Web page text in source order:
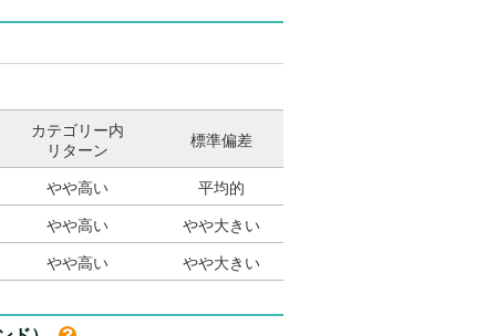
カテゴリー内
リターン
標準偏差
やや高い 平均的
やや高い やや大きい
やや高い やや大きい